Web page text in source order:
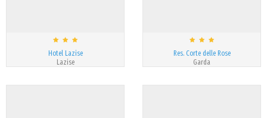
Hotel Lazise
Lazise
Res. Corte delle Rose
Garda